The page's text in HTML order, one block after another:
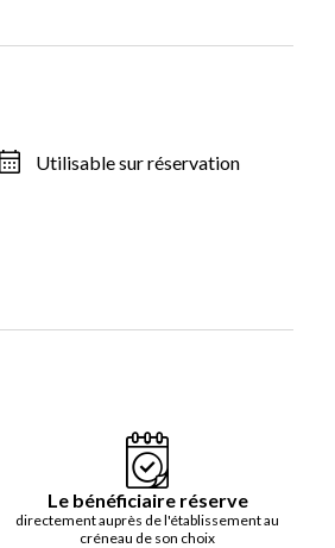
Utilisable sur réservation
Le bénéficiaire réserve
directement auprès de l'établissement au
créneau de son choix